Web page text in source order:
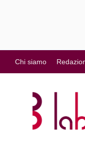
al
contenuto
Chi siamo